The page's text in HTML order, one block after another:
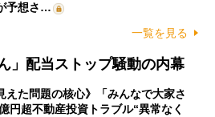
予想さ…
一覧を見る
」配当ストップ騒動の内幕
えた問題の核心》「みんなで大家さ
円超不動産投資トラブル“異常なく